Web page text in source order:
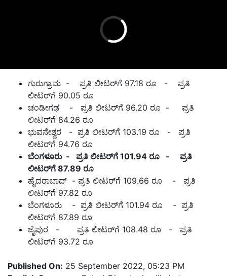
ಗುರುಗ್ರಾಮ - ಪ್ರತಿ ಲೀಟರ್‌ಗೆ 97.18 ರೂ - ಪ್ರತಿ
ಲೀಟರ್‌ಗೆ 90.05 ರೂ
ಚಂಡೀಗಢ - ಪ್ರತಿ ಲೀಟರ್‌ಗೆ 96.20 ರೂ - ಪ್ರತಿ
ಲೀಟರ್‌ಗೆ 84.26 ರೂ
ಭುವನೇಶ್ವರ - ಪ್ರತಿ ಲೀಟರ್‌ಗೆ 103.19 ರೂ - ಪ್ರತಿ
ಲೀಟರ್‌ಗೆ 94.76 ರೂ
ಬೆಂಗಳೂರು - ಪ್ರತಿ ಲೀಟರ್‌ಗೆ 101.94 ರೂ - ಪ್ರತಿ
ಲೀಟರ್‌ಗೆ 87.89 ರೂ
ಹೈದರಾಬಾದ್ - ಪ್ರತಿ ಲೀಟರ್‌ಗೆ 109.66 ರೂ - ಪ್ರತಿ
ಲೀಟರ್‌ಗೆ 97.82 ರೂ
ಬೆಂಗಳೂರು - ಪ್ರತಿ ಲೀಟರ್‌ಗೆ 101.94 ರೂ - ಪ್ರತಿ
ಲೀಟರ್‌ಗೆ 87.89 ರೂ
ಜೈಪುರ - ಪ್ರತಿ ಲೀಟರ್‌ಗೆ 108.48 ರೂ - ಪ್ರತಿ
ಲೀಟರ್‌ಗೆ 93.72 ರೂ
Published On: 25 September 2022, 05:23 PM